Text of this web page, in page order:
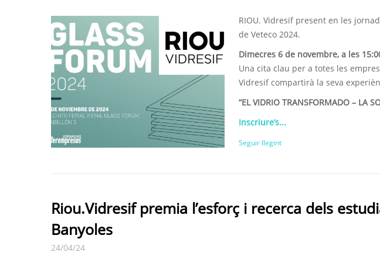
RIOU. Vidresif present en les
de Veteco 2024.
Dimecres 6 de novembre, a les
Una cita clau per a totes les
Vidresif compartirà la seva
“EL VIDRIO TRANSFORMADO – LA
Inscriure’s...
Seguir llegint
Riou.Vidresif premia l’esforç i recerca dels
Banyoles
24/04/24